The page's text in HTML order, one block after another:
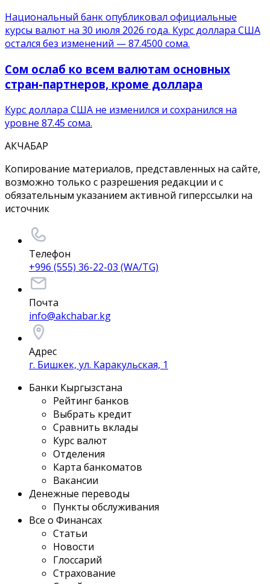
Национальный банк опубликовал официальные
курсы валют на 30 июля 2026 года. Курс доллара США
остался без изменений — 87.4500 сома.
Сом ослаб ко всем валютам основных
стран-партнеров, кроме доллара
Курс доллара США не изменился и сохранился на
уровне 87.45 сома.
АКЧАБАР
Копирование материалов, представленных на сайте,
возможно только с разрешения редакции и с
обязательным указанием активной гиперссылки на
источник
Телефон
+996 (555) 36-22-03 (WA/TG)
Почта
info@akchabar.kg
Адрес
г. Бишкек, ул. Каракульская, 1
Банки Кыргызстана
Рейтинг банков
Выбрать кредит
Сравнить вклады
Курс валют
Отделения
Карта банкоматов
Вакансии
Денежные переводы
Пункты обслуживания
Все о Финансах
Статьи
Новости
Глоссарий
Страхование